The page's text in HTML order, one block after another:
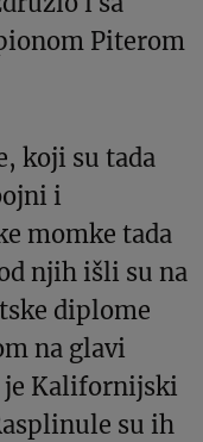
Piterom
koji su tada
i
momke tada
njih išli su na
diplome
na glavi
je Kalifornijski
su ih